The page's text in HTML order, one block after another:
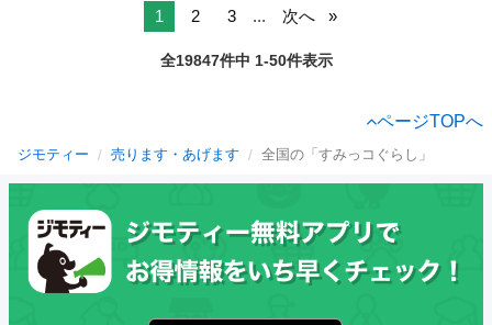
1 2 3 ... 次へ
全19847件中 1-50件表示
ページTOPへ
ジモティー 売ります・あげます 全国の「すみっコぐらし」